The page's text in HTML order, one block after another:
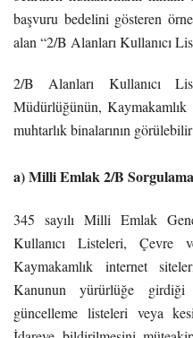
başvuru bedelini gösteren
alan “2/B Alanları Kullanıcı
2/B Alanları Kullanıcı
Müdürlüğünün,
muhtarlık binalarının
a) Milli Emlak 2/B Sorgulama
345 sayılı Milli Emlak
Kullanıcı Listeleri,
Kaymakamlık internet
Kanunun yürürlüğe
güncelleme listeleri veya